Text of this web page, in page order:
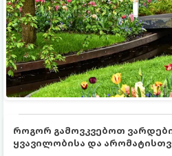
როგორ გამოვკვებოთ
ყვავილობისა და